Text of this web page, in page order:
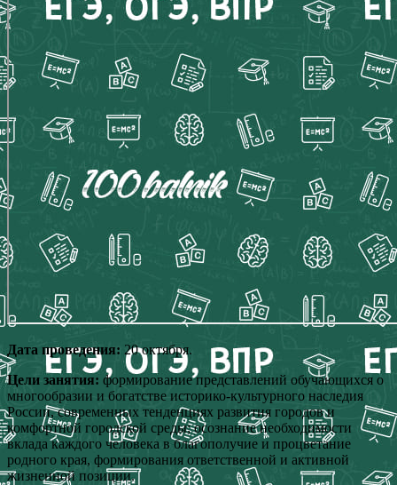
Дата проведения: 20 октября.
Цели занятия: формирование представлений обучающихся о
многообразии и богатстве историко-культурного наследия
России, современных тенденциях развития городов и
комфортной городской среды; осознание необходимости
вклада каждого человека в благополучие и процветание
родного края, формирования ответственной и активной
жизненной позиции.